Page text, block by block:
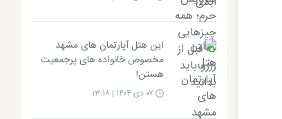
این هتل آپارتمان های مشهد
مخصوص خانواده های پرجمعیت
هستن!